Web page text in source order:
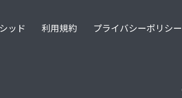
ッド 利用規約 プライバシーポリシー